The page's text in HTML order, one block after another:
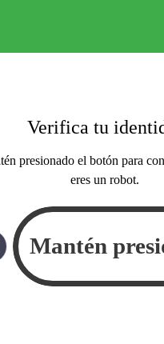
Verifica tu
presionado el botón para
eres un robot.